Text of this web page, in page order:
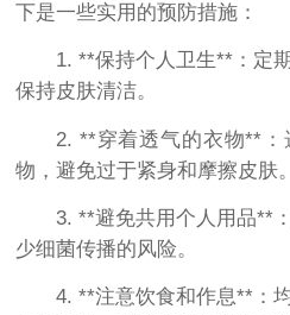
下是一些实用的预防措施：
1. **保持个人卫生**：定
保持皮肤清洁。
2. **穿着透气的衣物**
物，避免过于紧身和摩擦皮肤。
3. **避免共用个人用品**
少细菌传播的风险。
4. **注意饮食和作息**：